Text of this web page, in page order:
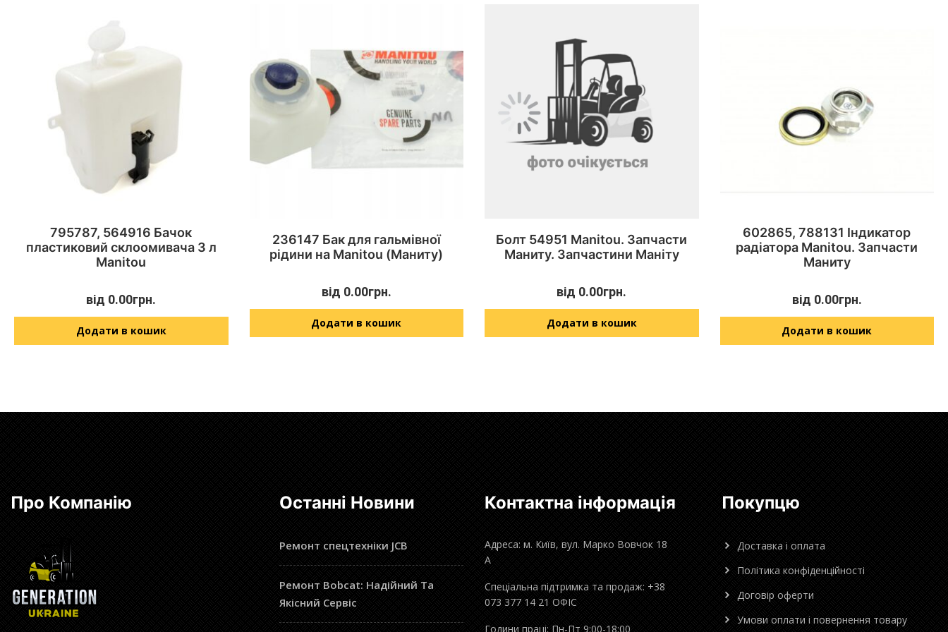
795787, 564916 Бачок
пластиковий склоомивача 3 л
Manitou
від 0.00грн.
Додати в кошик
236147 Бак для гальмівної
рідини на Manitou (Маниту)
від 0.00грн.
Додати в кошик
Болт 54951 Manitou. Запчасти
Маниту. Запчастини Маніту
від 0.00грн.
Додати в кошик
602865, 788131 Індикатор
радіатора Manitou. Запчасти
Маниту
від 0.00грн.
Додати в кошик
Про Компанію Останні Новини
Ремонт спецтехніки JCB
Ремонт Bobcat: Надійний Та
Якісний Сервіс
Контактна інформація
Адреса: м. Київ, вул. Марко Вовчок 18
А
Спеціальна підтримка та продаж: +38
073 377 14 21 ОФІС
Години праці: Пн-Пт 9:00-18:00
Покупцю
Доставка і оплата
Політика конфіденційності
Договір оферти
Умови оплати і повернення товару